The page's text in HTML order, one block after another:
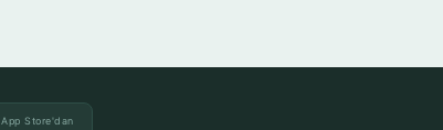
App Store'dan